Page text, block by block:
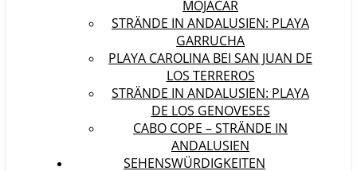
MOJÁCAR
STRÄNDE IN ANDALUSIEN: PLAYA
GARRUCHA
PLAYA CAROLINA BEI SAN JUAN DE
LOS TERREROS
STRÄNDE IN ANDALUSIEN: PLAYA
DE LOS GENOVESES
CABO COPE – STRÄNDE IN
ANDALUSIEN
SEHENSWÜRDIGKEITEN